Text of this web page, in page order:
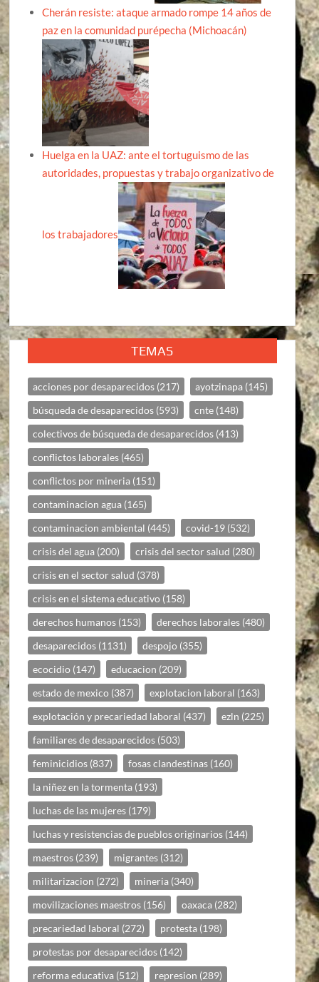
Cherán resiste: ataque armado rompe 14 años de
paz en la comunidad purépecha (Michoacán)
Huelga en la UAZ: ante el tortuguismo de las
autoridades, propuestas y trabajo organizativo de
los trabajadores
TEMAS
acciones por desaparecidos (217) ayotzinapa (145)
búsqueda de desaparecidos (593) cnte (148)
colectivos de búsqueda de desaparecidos (413)
conflictos laborales (465)
conflictos por mineria (151)
contaminacion agua (165)
contaminacion ambiental (445) covid-19 (532)
crisis del agua (200) crisis del sector salud (280)
crisis en el sector salud (378)
crisis en el sistema educativo (158)
derechos humanos (153) derechos laborales (480)
desaparecidos (1131) despojo (355)
ecocidio (147) educacion (209)
estado de mexico (387) explotacion laboral (163)
explotación y precariedad laboral (437) ezln (225)
familiares de desaparecidos (503)
feminicidios (837) fosas clandestinas (160)
la niñez en la tormenta (193)
luchas de las mujeres (179)
luchas y resistencias de pueblos originarios (144)
maestros (239) migrantes (312)
militarizacion (272) mineria (340)
movilizaciones maestros (156) oaxaca (282)
precariedad laboral (272) protesta (198)
protestas por desaparecidos (142)
reforma educativa (512) represion (289)